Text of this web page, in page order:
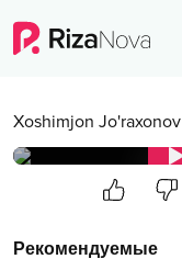
Xoshimjon Jo'raxonov
Рекомендуемые